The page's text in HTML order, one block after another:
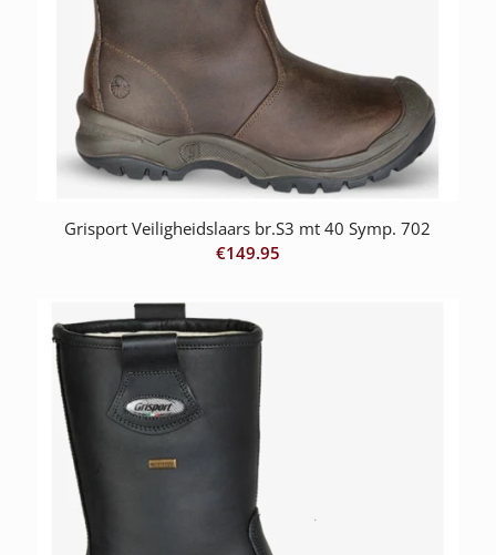
Grisport Veiligheidslaars br.S3 mt 40 Symp. 702
€149.95